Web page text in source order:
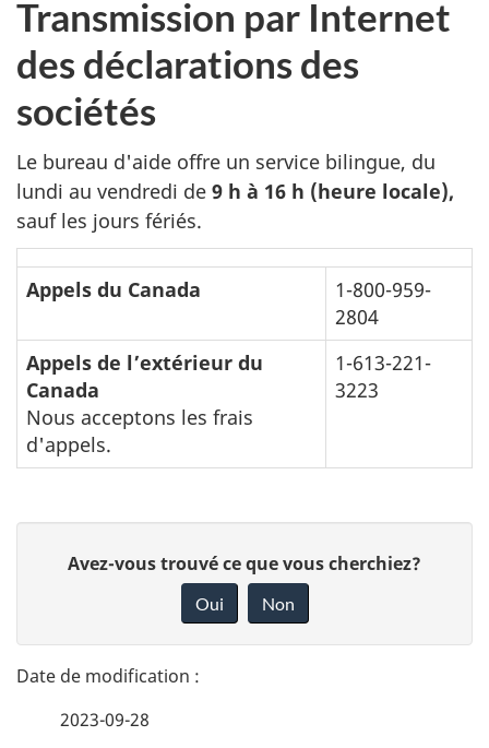
Transmission par Internet
des déclarations des
sociétés
Le bureau d'aide offre un service bilingue, du
lundi au vendredi de 9 h à 16 h (heure locale),
sauf les jours fériés.
Heures
de
service
du
bureau
d'aide
à
déclarations
sociétés
Appels du Canada
1-800-959-
2804
Appels de l’extérieur du
Canada
Nous acceptons les frais
d'appels.
1-613-221-
3223
t
a
n
Avez-vous trouvé ce que vous cherchiez?
Oui Non
2023-09-28